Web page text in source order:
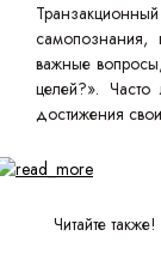
самопознания,
важные
целей?».
достижения
Читайте также!